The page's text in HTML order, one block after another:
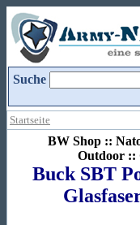
Suche
Startseite
BW Shop ::
Outdoor ::
Buck SBT